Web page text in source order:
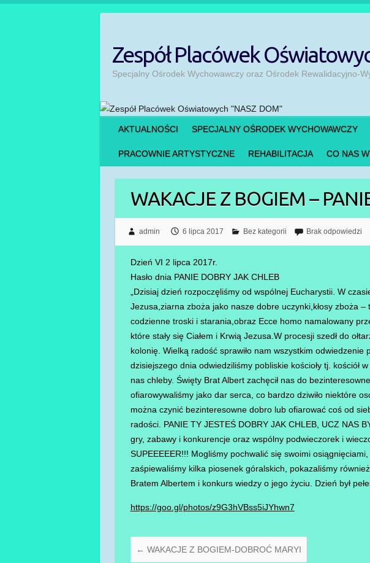
Zespół Placówek
Specjalny Ośrodek Wychowawczy oraz Ośrodek Rewalidacyjno-
AKTUALNOŚCI SPECJALNY OŚRODEK WYCHOWAWCZY
PRACOWNIE ARTYSTYCZNE REHABILITACJA CO NAS
WAKACJE Z BOGIEM –
admin 6 lipca 2017 Bez kategorii Brak odpowiedzi
Dzień VI 2 lipca 2017r.
Hasło dnia PANIE DOBRY JAK CHLEB
„Dzisiaj dzień rozpoczęliśmy od wspólnej Eucharystii. W
Jezusa,ziarna zboża jako nasze dobre uczynki,kłosy zboża
codzienne troski i starania,obraz Ecce homo namalowany
które stały się Ciałem i Krwią Jezusa.W procesji szedł do
kolonię. Wielką radość sprawiło nam wszystkim odwiedzenie
dzisiejszego dnia odwiedziliśmy pobliskie kościoły tj.
nas chleby. Święty Brat Albert zachęcił nas do
ofiarowywaliśmy jako dar serca, co bardzo dziwiło niektóre
można czynić bezinteresowne dobro lub ofiarować coś od
radości. PANIE TY JESTEŚ DOBRY JAK CHLEB, UCZ NAS
gry, zabawy i konkurencje oraz wspólny podwieczorek i
SUPEEEEER!!! Mogliśmy pochwalić się swoimi
zaśpiewaliśmy kilka piosenek góralskich, pokazaliśmy
Bratem Albertem i konkurs wiedzy o jego życiu. Dzień był
https://goo.gl/photos/z9G3hVBss5iJYhwn7
← WAKACJE Z BOGIEM-DOBROĆ MARYI